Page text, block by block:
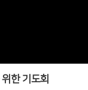
한 기도회